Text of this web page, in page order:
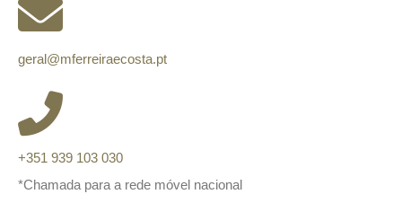
geral@mferreiraecosta.pt
+351 939 103 030
*Chamada para a rede móvel nacional